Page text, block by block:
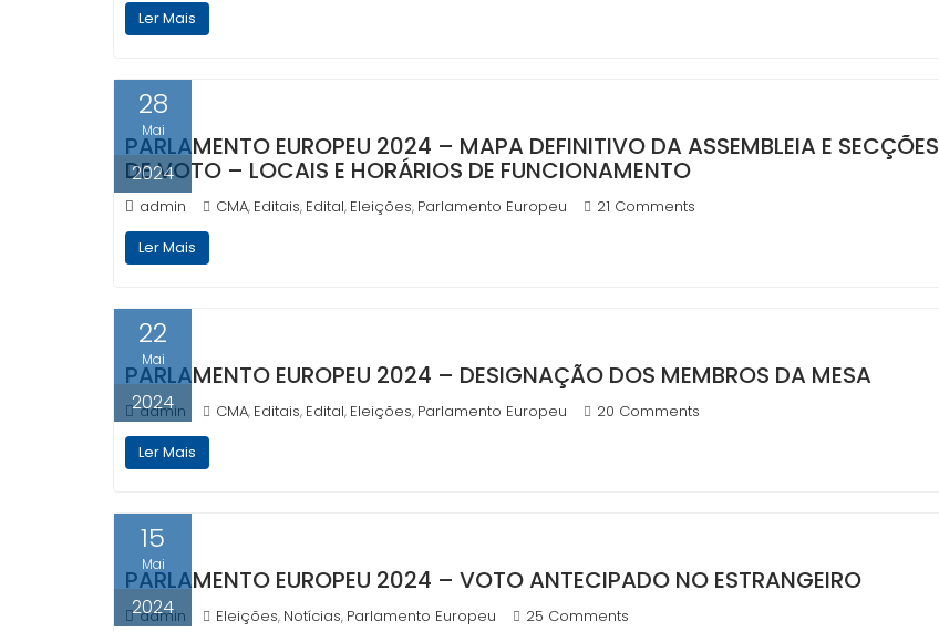
Ler Mais
28
Mai
2024
PARLAMENTO EUROPEU 2024 – MAPA DEFINITIVO DA ASSEMBLEIA E SECÇÕES
DE VOTO – LOCAIS E HORÁRIOS DE FUNCIONAMENTO
admin CMA, Editais, Edital, Eleições, Parlamento Europeu
21 Comments
Ler Mais
22
Mai
2024
PARLAMENTO EUROPEU 2024 – DESIGNAÇÃO DOS MEMBROS DA MESA
admin CMA, Editais, Edital, Eleições, Parlamento Europeu
20 Comments
Ler Mais
15
Mai
2024
PARLAMENTO EUROPEU 2024 – VOTO ANTECIPADO NO ESTRANGEIRO
admin Eleições, Notícias, Parlamento Europeu
25 Comments